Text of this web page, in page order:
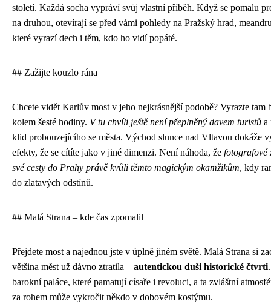
století. Každá socha vypráví svůj vlastní příběh. Když se pomalu
na druhou, otevírají se před vámi pohledy na Pražský hrad,
které vyrazí dech i těm, kdo ho vidí popáté.
## Zažijte kouzlo rána
Chcete vidět Karlův most v jeho nejkrásnější podobě? Vyrazte tam
kolem šesté hodiny. V tu chvíli ještě není přeplněný davem turistů a
klid probouzejícího se města. Východ slunce nad Vltavou dokáže
efekty, že se cítíte jako v jiné dimenzi. Není náhoda, že fotografové
své cesty do Prahy právě kvůli těmto magickým okamžikům, kdy
do zlatavých odstínů.
## Malá Strana – kde čas zpomalil
Přejdete most a najednou jste v úplně jiném světě. Malá Strana si
většina měst už dávno ztratila – autentickou duši historické čtvrti
barokní paláce, které pamatují císaře i revoluci, a ta zvláštní
za rohem může vykročit někdo v dobovém kostýmu.